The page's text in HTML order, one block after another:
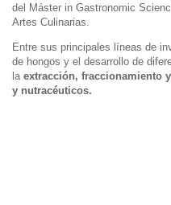
del Máster in Gastronomic
Artes Culinarias.
Entre sus principales líneas de
de hongos y el desarrollo de
la extracción, fraccionamiento
y nutracéuticos.